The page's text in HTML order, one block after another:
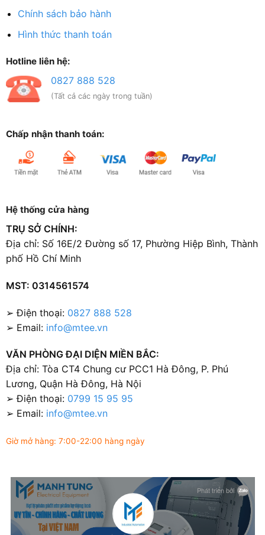
Chính sách bảo hành
Hình thức thanh toán
Hotline liên hệ:
0827 888 528
(Tất cả các ngày trong tuần)
Chấp nhận thanh toán:
Hệ thống cửa hàng
TRỤ SỞ CHÍNH:
Địa chỉ: Số 16E/2 Đường số 17, Phường Hiệp Bình, Thành
phố Hồ Chí Minh
MST: 0314561574
➢ Điện thoại: 0827 888 528
➢ Email: info@mtee.vn
VĂN PHÒNG ĐẠI DIỆN MIỀN BẮC:
Địa chỉ: Tòa CT4 Chung cư PCC1 Hà Đông, P. Phú
Lương, Quận Hà Đông, Hà Nội
➢ Điện thoại: 0799 15 95 95
➢ Email: info@mtee.vn
Giờ mở hàng: 7:00-22:00 hàng ngày